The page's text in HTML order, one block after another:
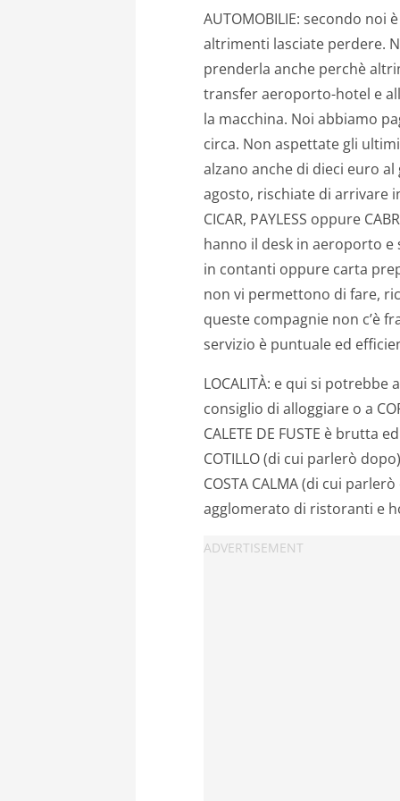
AUTOMOBILIE: secondo noi
altrimenti lasciate perdere.
prenderla anche perchè
transfer aeroporto-hotel e
la macchina. Noi abbiamo
circa. Non aspettate gli
alzano anche di dieci euro
agosto, rischiate di arrivare
CICAR, PAYLESS oppure
hanno il desk in aeroporto
in contanti oppure carta
non vi permettono di fare,
queste compagnie non c’è
servizio è puntuale ed
LOCALITÀ: e qui si
consiglio di alloggiare o a
CALETE DE FUSTE è brutta
COTILLO (di cui parlerò
COSTA CALMA (di cui
agglomerato di ristoranti e